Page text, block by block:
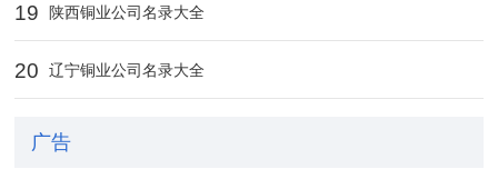
19 陕西铜业公司名录大全
20 辽宁铜业公司名录大全
广告